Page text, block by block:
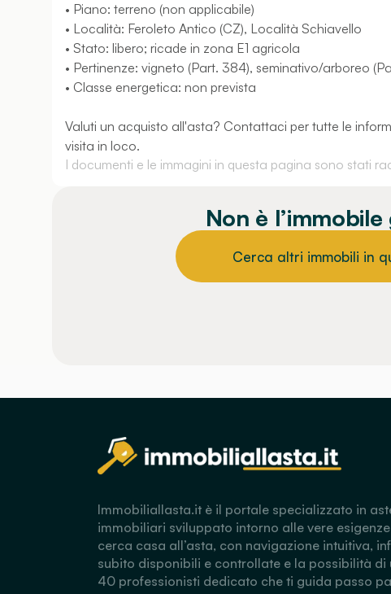
• Piano: terreno (non applicabile)
• Località: Feroleto Antico (CZ), Località Schiavello
• Stato: libero; ricade in zona E1 agricola
• Pertinenze: vigneto (Part. 384), seminativo/arboreo
• Classe energetica: non prevista
Valuti un acquisto all'asta? Contattaci per tutte le
visita in loco.
I documenti e le immagini in questa pagina sono stati
Non è
Cerca altri immobili in
Immobiliallasta.it è il portale specializzato in
immobiliari sviluppato intorno alle vere
cerca casa all’asta, con navigazione intuitiva,
subito disponibili e controllate e la possibilità di
40 professionisti dedicato che ti guida passo